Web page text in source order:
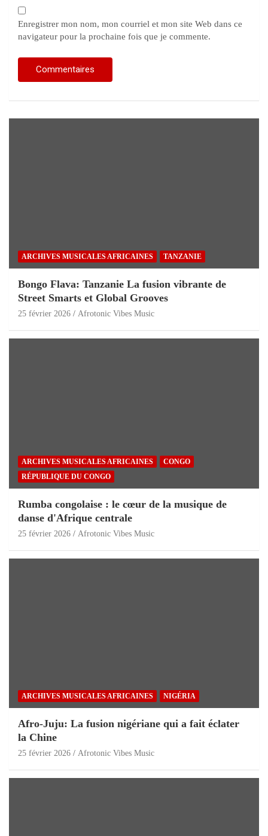
Enregistrer mon nom, mon courriel et mon site Web dans ce
navigateur pour la prochaine fois que je commente.
ARCHIVES MUSICALES AFRICAINES TANZANIE
Bongo Flava: Tanzanie La fusion vibrante de
Street Smarts et Global Grooves
25 février 2026 Afrotonic Vibes Music
ARCHIVES MUSICALES AFRICAINES
CONGO
RÉPUBLIQUE DU CONGO
Rumba congolaise : le cœur de la musique de
danse d'Afrique centrale
25 février 2026 Afrotonic Vibes Music
ARCHIVES MUSICALES AFRICAINES NIGÉRIA
Afro-Juju: La fusion nigériane qui a fait éclater
la Chine
25 février 2026 Afrotonic Vibes Music